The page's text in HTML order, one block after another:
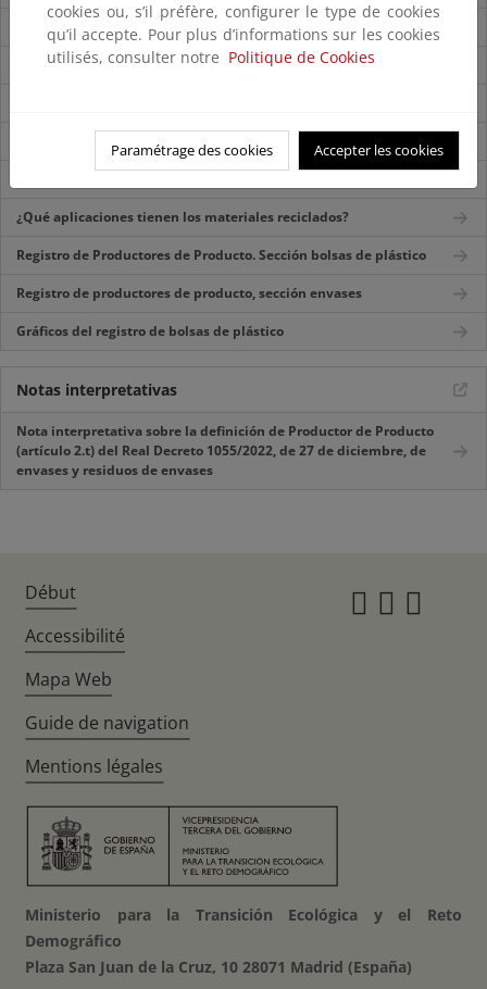
¿Qué características tienen?
¿Por qué se deben gestionar adecuadamente?
¿Cómo se pueden prevenir?
¿Qué aplicaciones tienen los materiales reciclados?
Registro de Productores de Producto. Sección bolsas de plástico
Registro de productores de producto, sección envases
Gráficos del registro de bolsas de plástico
Notas interpretativas
Nota interpretativa sobre la definición de Productor de Producto
(artículo 2.t) del Real Decreto 1055/2022, de 27 de diciembre, de
envases y residuos de envases
cookies ou, s’il préfère, configurer le type de cookies
qu’il accepte. Pour plus d’informations sur les cookies
utilisés, consulter notre Politique de Cookies
Paramétrage des cookies Accepter les cookies
Début
Accessibilité
Mapa Web
Guide de navigation
Mentions légales
Ministerio para la Transición Ecológica y el Reto
Demográfico
Plaza San Juan de la Cruz, 10 28071 Madrid (España)